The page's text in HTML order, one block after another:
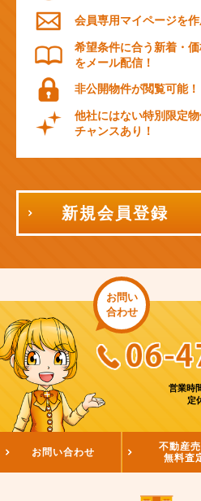
会員専用マイページを作
希望条件に合う新着・
をメール配信！
非公開物件が閲覧可能！
他社にはない特別限定
チャンスあり！
新規会員登録
お問い
合わせ
営業時
定
お問い合わせ
不動産
無料査